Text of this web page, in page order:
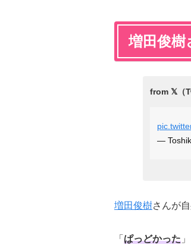
増田俊樹
—
増田俊樹さんが
「 ぱっどかった